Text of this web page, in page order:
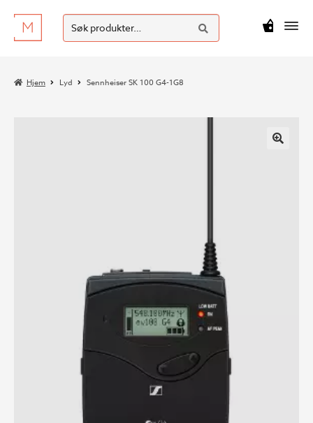
Hopp
til
Hopp
til
Søk
etter:
SØK
kr0
Hjem Lyd Sennheiser SK 100 G4-1G8